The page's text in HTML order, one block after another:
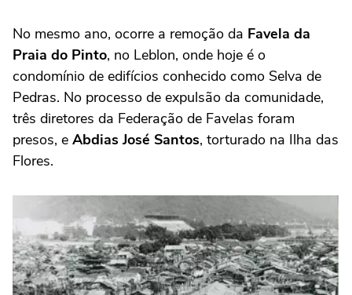
No mesmo ano, ocorre a remoção da Favela da
Praia do Pinto, no Leblon, onde hoje é o
condomínio de edifícios conhecido como Selva de
Pedras. No processo de expulsão da comunidade,
três diretores da Federação de Favelas foram
presos, e Abdias José Santos, torturado na Ilha das
Flores.